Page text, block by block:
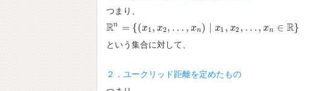
つまり、
Rn = {(x1 , x2, … , xn) ∣ x1 , x2 , … , xn ∈ R}
Rn= {(x 1 ,x2, …,xn )∣x1, x2, … xn∈ R}
という集合に対して、
２．ユークリッド距離を定めたもの